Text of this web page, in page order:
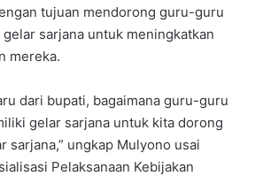
tujuan mendorong guru-guru
sarjana untuk meningkatkan
mereka.
dari bupati, bagaimana guru-guru
gelar sarjana untuk kita dorong
sarjana,” ungkap Mulyono usai
Pelaksanaan Kebijakan